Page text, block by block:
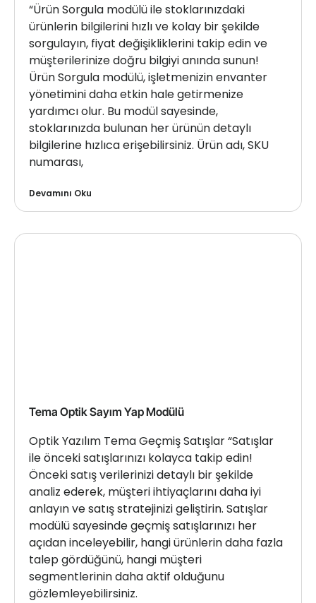
“Ürün Sorgula modülü ile stoklarınızdaki
ürünlerin bilgilerini hızlı ve kolay bir şekilde
sorgulayın, fiyat değişikliklerini takip edin ve
müşterilerinize doğru bilgiyi anında sunun!
Ürün Sorgula modülü, işletmenizin envanter
yönetimini daha etkin hale getirmenize
yardımcı olur. Bu modül sayesinde,
stoklarınızda bulunan her ürünün detaylı
bilgilerine hızlıca erişebilirsiniz. Ürün adı, SKU
numarası,
Devamını Oku
Tema Optik Sayım Yap Modülü
Optik Yazılım Tema Geçmiş Satışlar “Satışlar
ile önceki satışlarınızı kolayca takip edin!
Önceki satış verilerinizi detaylı bir şekilde
analiz ederek, müşteri ihtiyaçlarını daha iyi
anlayın ve satış stratejinizi geliştirin. Satışlar
modülü sayesinde geçmiş satışlarınızı her
açıdan inceleyebilir, hangi ürünlerin daha fazla
talep gördüğünü, hangi müşteri
segmentlerinin daha aktif olduğunu
gözlemleyebilirsiniz.